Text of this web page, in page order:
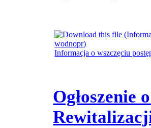
Informacja o wszczęciu
Ogłoszenie